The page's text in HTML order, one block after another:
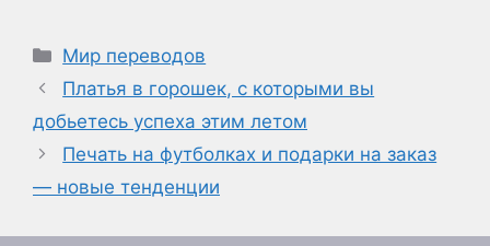
Рубрики
Мир переводов
Платья в горошек, с которыми вы
добьетесь успеха этим летом
Печать на футболках и подарки на заказ
— новые тенденции